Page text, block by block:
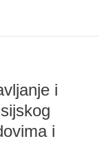
i
i